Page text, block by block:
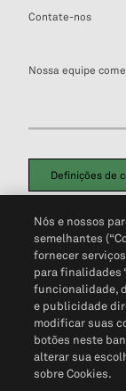
Contate-nos
Nossa equipe
Definições de
Política de
Não Venda
Nós e nossos
semelhantes
fornecer
para finalidades
funcionalidade,
e publicidade
modificar suas
botões neste
alterar sua
sobre Cookies.